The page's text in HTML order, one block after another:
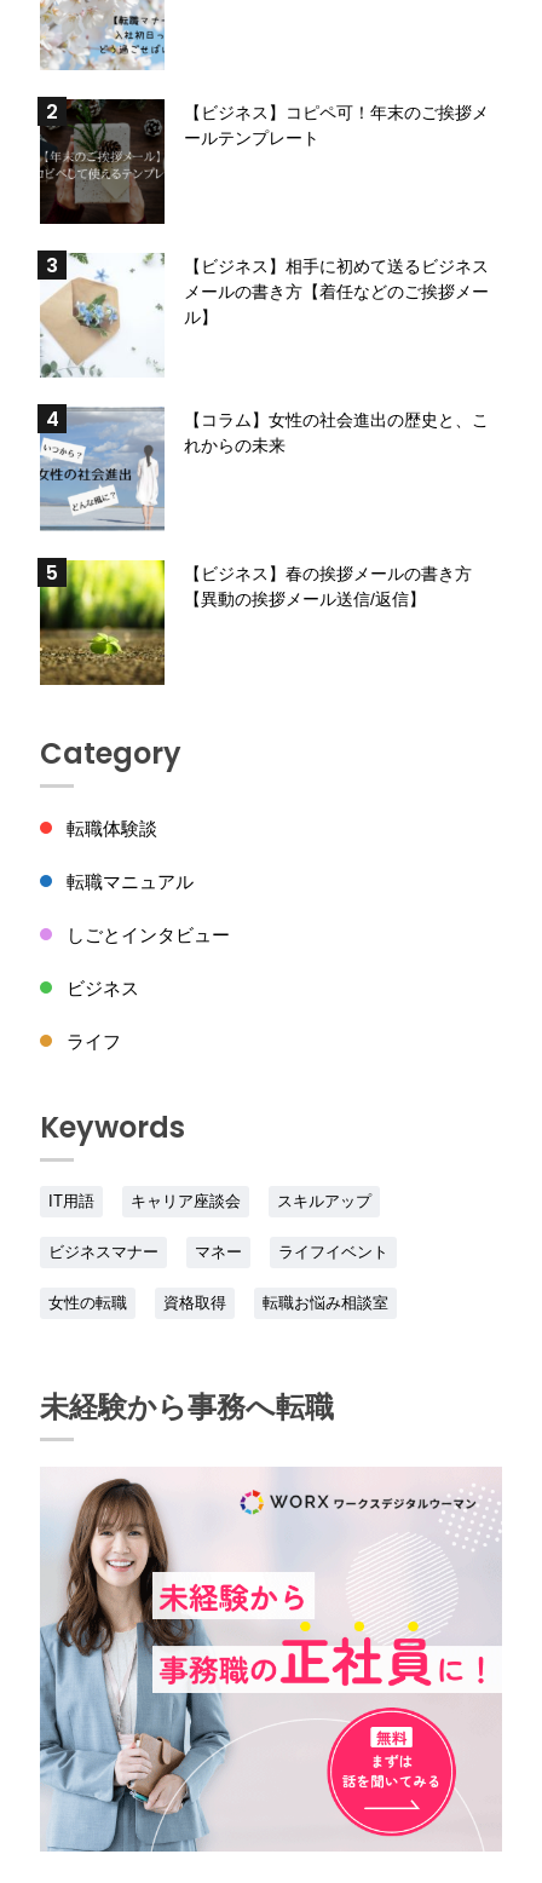
【ビジネス】コピペ可！年末のご挨拶メ
ールテンプレート
【ビジネス】相手に初めて送るビジネス
メールの書き方【着任などのご挨拶メー
ル】
【コラム】女性の社会進出の歴史と、こ
れからの未来
【ビジネス】春の挨拶メールの書き方
【異動の挨拶メール送信/返信】
Category
転職体験談
転職マニュアル
しごとインタビュー
ビジネス
ライフ
Keywords
IT用語 キャリア座談会 スキルアップ
ビジネスマナー マネー ライフイベント
女性の転職 資格取得 転職お悩み相談室
未経験から事務へ転職